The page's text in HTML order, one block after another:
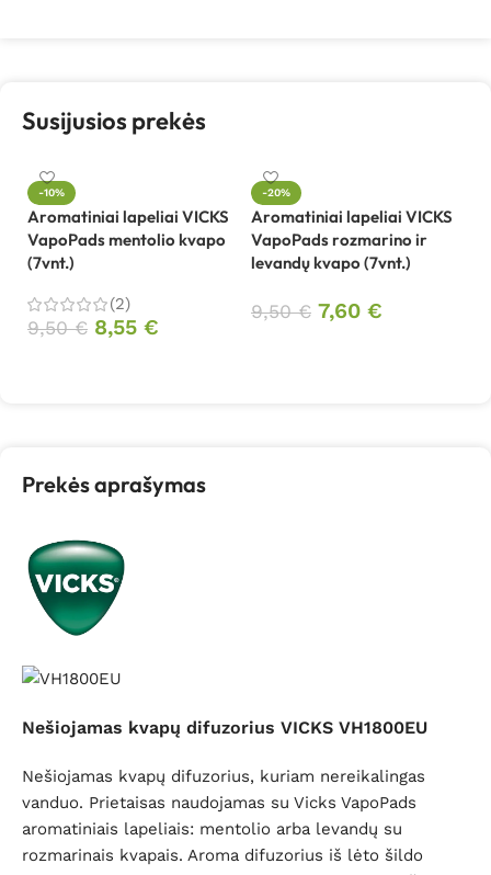
Susijusios prekės
-10%
Aromatiniai lapeliai VICKS
VapoPads mentolio kvapo
(7vnt.)
(2)
9,50€ 8,55 €
-20%
Aromatiniai lapeliai VICKS
VapoPads rozmarino ir
levandų kvapo (7vnt.)
9,50€ 7,60 €
Prekės aprašymas
Nešiojamas kvapų difuzorius VICKS VH1800EU
Nešiojamas kvapų difuzorius, kuriam nereikalingas
vanduo. Prietaisas naudojamas su Vicks VapoPads
aromatiniais lapeliais: mentolio arba levandų su
rozmarinais kvapais. Aroma difuzorius iš lėto šildo